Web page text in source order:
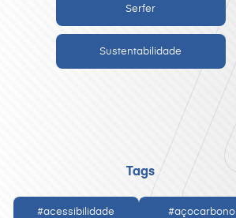
Serfer
Sustentabilidade
Tags
#acessibilidade #açocarbono